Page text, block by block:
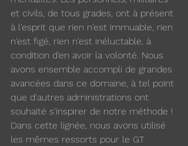
et civils, de tous grades, ont à présent
à l'esprit que rien n'est immuable, rien
n'est figé, rien n'est inéluctable, à
condition d'en avoir la volonté. Nous
avons ensemble accompli de grandes
avancées dans ce domaine, à tel point
que d'autres administrations ont
souhaité s'inspirer de notre méthode !
Dans cette lignée, nous avons utilisé
les mêmes ressorts pour le GT